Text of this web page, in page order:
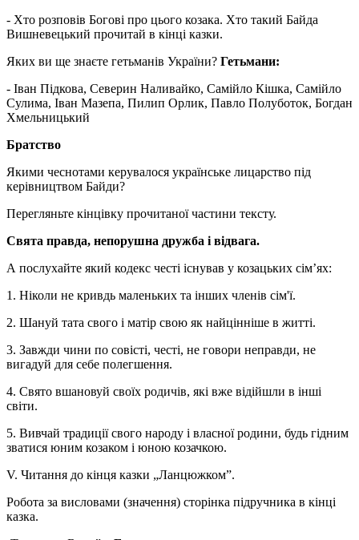
- Хто розповів Богові про цього козака. Хто такий Байда
Вишневецький прочитай в кінці казки.
Яких ви ще знаєте гетьманів України? Гетьмани:
- Іван Підкова, Северин Наливайко, Самійло Кішка, Самійло
Сулима, Іван Мазепа, Пилип Орлик, Павло Полуботок, Богдан
Хмельницький
Братство
Якими чеснотами керувалося українське лицарство під
керівництвом Байди?
Перегляньте кінцівку прочитаної частини тексту.
Свята правда, непорушна дружба і відвага.
А послухайте який кодекс честі існував у козацьких сім’ях:
1. Ніколи не кривдь маленьких та інших членів сім'ї.
2. Шануй тата свого і матір свою як найцінніше в житті.
3. Завжди чини по совісті, честі, не говори неправди, не
вигадуй для себе полегшення.
4. Свято вшановуй своїх родичів, які вже відійшли в інші
світи.
5. Вивчай традиції свого народу і власної родини, будь гідним
зватися юним козаком і юною козачкою.
V. Читання до кінця казки „Ланцюжком”.
Робота за висловами (значення) сторінка підручника в кінці
казка.